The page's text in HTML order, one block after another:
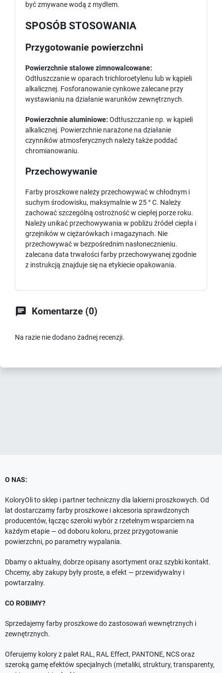
być zmywane wodą z mydłem.
SPOSÓB STOSOWANIA
Przygotowanie powierzchni
Powierzchnie stalowe zimnowalcowane:
Odtłuszczanie w oparach trichloroetylenu lub w kąpieli
alkalicznej. Fosforanowanie cynkowe zalecane przy
wystawianiu na działanie warunków zewnętrznych.
Powierzchnie aluminiowe: Odtłuszczanie np. w kąpieli
alkalicznej. Powierzchnie narażone na działanie
czynników atmosferycznych należy także poddać
chromianowaniu.
Przechowywanie
Farby proszkowe należy przechowywać w chłodnym i
suchym środowisku, maksymalnie w 25 ° C. Należy
zachować szczególną ostrożność w ciepłej porze roku.
Należy unikać przechowywania w pobliżu źródeł ciepła i
grzejników w ciężarówkach i magazynach. Nie
przechowywać w bezpośrednim nasłonecznieniu.
zalecana data trwałości farby przechowywanej zgodnie
z instrukcją znajduje się na etykiecie opakowania.
 Komentarze (0)
Na razie nie dodano żadnej recenzji.
O NAS:
KoloryOli to sklep i partner techniczny dla lakierni proszkowych. Od
lat dostarczamy farby proszkowe i akcesoria sprawdzonych
producentów, łącząc szeroki wybór z rzetelnym wsparciem na
każdym etapie — od doboru koloru, przez przygotowanie
powierzchni, po parametry wypalania.
Dbamy o aktualny, dobrze opisany asortyment oraz szybki kontakt.
Chcemy, aby zakupy były proste, a efekt — przewidywalny i
powtarzalny.
CO ROBIMY?
Sprzedajemy farby proszkowe do zastosowań wewnętrznych i
zewnętrznych.
Oferujemy kolory z palet RAL, RAL Effect, PANTONE, NCS oraz
szeroką gamę efektów specjalnych (metaliki, struktury, transparenty,